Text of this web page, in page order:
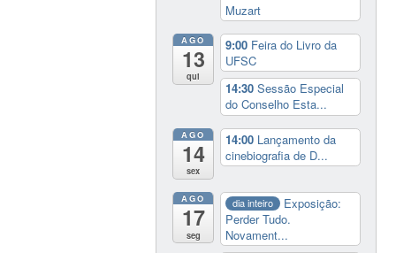
Muzart
AGO
13
qui
9:00 Feira do Livro da
UFSC
14:30Sessão Especial
do Conselho Esta...
AGO
14
sex
14:00 Lançamento da
cinebiografia de D...
AGO
17
seg
dia inteiro
Exposição:
Perder Tudo.
Novament...